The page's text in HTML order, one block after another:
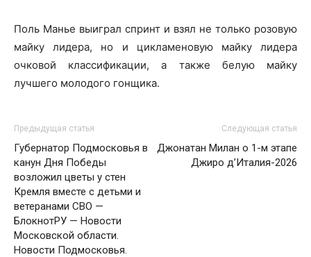
Поль Манье выиграл спринт и взял не только розовую
майку лидера, но и цикламеновую майку лидера
очковой классификации, а также белую майку
лучшего молодого гонщика.
Предыдущая статья
Губернатор Подмосковья в
канун Дня Победы
возложил цветы у стен
Кремля вместе с детьми и
ветеранами СВО —
БлокнотРУ — Новости
Московской области.
Новости Подмосковья.
Следующая статья
Джонатан Милан о 1-м этапе
Джиро д’Италия-2026